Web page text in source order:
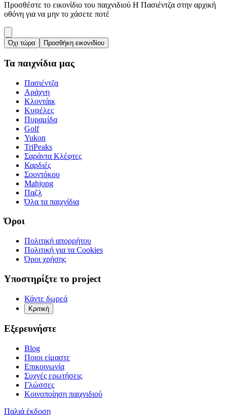
Προσθέστε το εικονίδιο του παιχνιδιού Η Πασιέντζα στην αρχική
οθόνη για να μην το χάσετε ποτέ
Όχι τώρα Προσθήκη εικονιδίου
Τα παιχνίδια μας
Πασιέντζα
Αράχνη
Κλοντάικ
Κυψέλες
Πυραμίδα
Golf
Yukon
TriPeaks
Σαράντα Κλέφτες
Καρδιές
Σουντόκου
Mahjong
Παζλ
Όλα τα παιχνίδια
Όροι
Πολιτική απορρήτου
Πολιτική για τα Cookies
Όροι χρήσης
Υποστηρίξτε το project
Κάντε δωρεά
Κριτική
Εξερευνήστε
Blog
Ποιοι είμαστε
Επικοινωνία
Συχνές ερωτήσεις
Γλώσσες
Κοινοποίηση παιχνιδιού
Παλιά έκδοση